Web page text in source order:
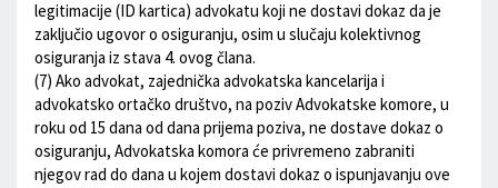
legitimacije (ID kartica) advokatu koji ne dostavi dokaz da je
zaključio ugovor o osiguranju, osim u slučaju kolektivnog
osiguranja iz stava 4. ovog člana.
(7) Ako advokat, zajednička advokatska kancelarija i
advokatsko ortačko društvo, na poziv Advokatske komore, u
roku od 15 dana od dana prijema poziva, ne dostave dokaz o
osiguranju, Advokatska komora će privremeno zabraniti
njegov rad do dana u kojem dostavi dokaz o ispunjavanju ove